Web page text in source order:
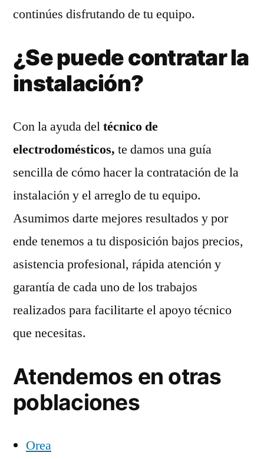
continúes disfrutando de tu equipo.
¿Se puede contratar la
instalación?
Con la ayuda deltécnico de
electrodomésticos, te damos una guía
sencilla de cómo hacer la contratación de la
instalación y el arreglo de tu equipo.
Asumimos darte mejores resultados y por
ende tenemos a tu disposición bajos precios,
asistencia profesional, rápida atención y
garantía de cada uno de los trabajos
realizados para facilitarte el apoyo técnico
que necesitas.
Atendemos en otras
poblaciones
Orea